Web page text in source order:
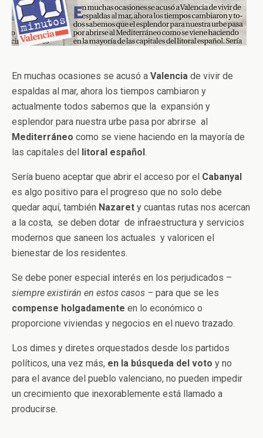
En muchas ocasiones se acusó a Valencia de vivir de
espaldas al mar, ahora los tiempos cambiaron y
actualmente todos sabemos que la expansión y
esplendor para nuestra urbe pasa por abrirse al
Mediterráneo como se viene haciendo en la mayoría de
las capitales del litoral español.
Sería bueno aceptar que abrir el acceso por el Cabanyal
es algo positivo para el progreso que no solo debe
quedar aquí, también Nazaret y cuantas rutas nos acercan
a la costa, se deben dotar de infraestructura y servicios
modernos que saneen los actuales y valoricen el
bienestar de los residentes.
Se debe poner especial interés en los perjudicados –
siempre existirán en estos casos – para que se les
compense holgadamente en lo económico o
proporcione viviendas y negocios en el nuevo trazado.
Los dimes y diretes orquestados desde los partidos
políticos, una vez más, en la búsqueda del voto y no
para el avance del pueblo valenciano, no pueden impedir
un crecimiento que inexorablemente está llamado a
producirse.